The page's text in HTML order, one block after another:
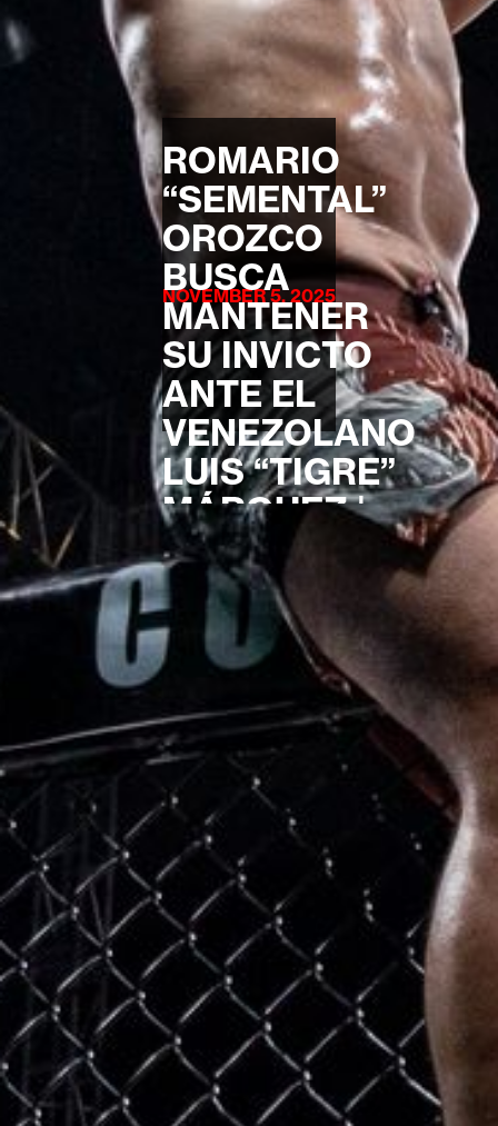
NOVEMBER 5, 2025
ROMARIO
“SEMENTAL”
OROZCO
BUSCA
MANTENER
SU INVICTO
ANTE EL
VENEZOLANO
LUIS “TIGRE”
MÁRQUEZ |
MFL 2